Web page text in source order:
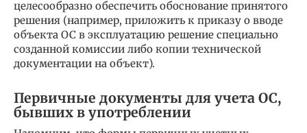
целесообразно обеспечить обоснование принятого
решения (например, приложить к приказу о вводе
объекта ОС в эксплуатацию решение специально
созданной комиссии либо копии технической
документации на объект).
Первичные документы для учета ОС,
бывших в употреблении